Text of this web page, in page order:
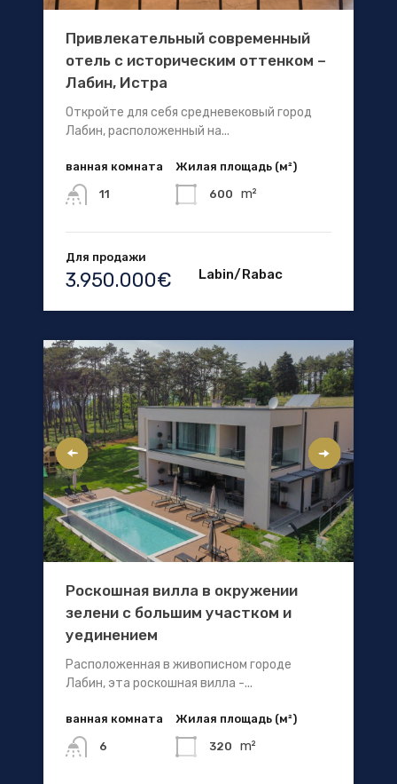
Привлекательный современный
отель с историческим оттенком –
Лабин, Истра
Откройте для себя средневековый город
Лабин, расположенный на...
ванная комната
11
Жилая площадь (м²)
600 m²
Для продажи
3.950.000€ Labin/Rabac
Роскошная вилла в окружении
зелени с большим участком и
уединением
Расположенная в живописном городе
Лабин, эта роскошная вилла -...
ванная комната
6
Жилая площадь (м²)
320 m²